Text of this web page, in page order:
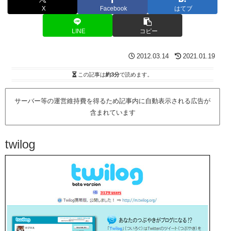
X Facebook はてブ
LINE コピー
2012.03.14 2021.01.19
この記事は約3分で読めます。
サーバー等の運営維持費を得るため記事内に自動表示される広告が
含まれています
twilog